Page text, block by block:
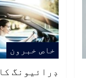
خاص خبرون
ڊرائيونگ